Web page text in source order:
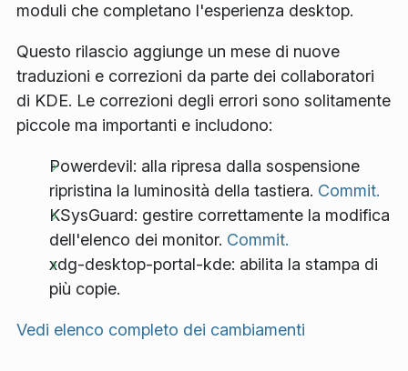
moduli che completano l'esperienza desktop.
Questo rilascio aggiunge un mese di nuove
traduzioni e correzioni da parte dei collaboratori
di KDE. Le correzioni degli errori sono solitamente
piccole ma importanti e includono:
Powerdevil: alla ripresa dalla sospensione
ripristina la luminosità della tastiera. Commit.
KSysGuard: gestire correttamente la modifica
dell'elenco dei monitor. Commit.
xdg-desktop-portal-kde: abilita la stampa di
più copie.
Vedi elenco completo dei cambiamenti